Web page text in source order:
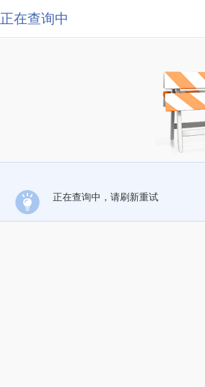
正在查询中
正在查询中，请刷新重试